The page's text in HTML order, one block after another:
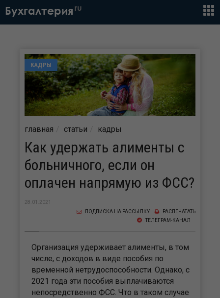
Бухгалтерия ru
КАДРЫ
главная статьи кадры
Как удержать алименты с
больничного, если он
оплачен напрямую из ФСС?
28.01.2021
РАСПЕЧАТАТЬ
ПОДПИСКА НА РАССЫЛКУ
ТЕЛЕГРАМ-КАНАЛ
Организация удерживает алименты, в том
числе, с доходов в виде пособия по
временной нетрудоспособности. Однако, с
2021 года эти пособия выплачиваются
непосредственно ФСС. Что в таком случае